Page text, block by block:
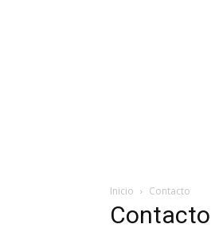
Inicio Contacto
Contacto